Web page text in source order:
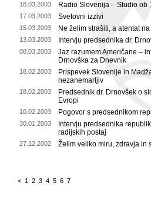
18.03.2003 Radio Slovenija – Studio ob
17.03.2003 Svetovni izzivi
15.03.2003 Ne želim strašiti, a atentat
13.03.2003 Intervju predsednika dr.
08.03.2003
Jaz razumem Američane –
Drnovška za Dnevnik
18.02.2003
Prispevek Slovenije in
nezanemarljiv
18.02.2003
Predsednik dr. Drnovšek o
Evropi
10.02.2003 Pogovor s predsednikom
30.01.2003
Intervju predsednika
radijskih postaj
27.12.2002 Želim veliko miru, zdravja in
< 1 2 3 4 5 6 7